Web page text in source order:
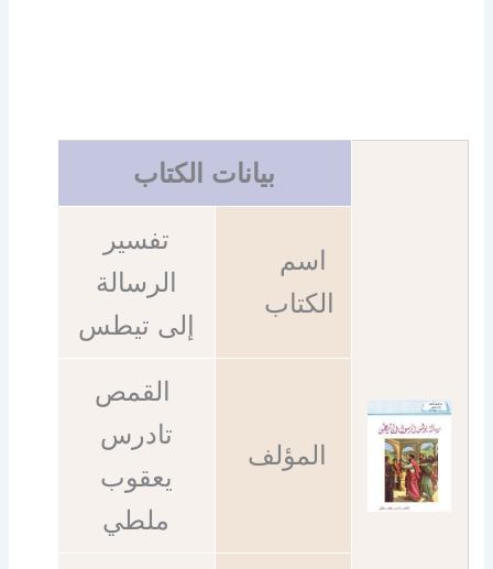
بيانات الكتاب
اسم
الكتاب
تفسير
الرسالة
إلى تيطس
المؤلف
القمص
تادرس
يعقوب
ملطي